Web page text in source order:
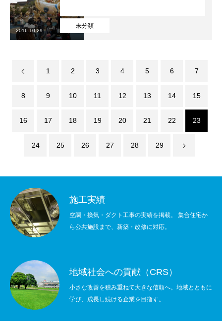
未分類
2016.10.29
1 2 3 4 5 6 7
8 9 10 11 12 13 14 15
16 17 18 19 20 21 22 23
24 25 26 27 28 29
施工実績
空調・換気・ダクト工事の実績を掲載。 集合住宅か
ら公共施設まで、新築・改修に対応。
地域社会への貢献（CRS）
小さな改善を積み重ねて大きな信頼へ。地域とともに
学び、成長し続ける企業を目指す。